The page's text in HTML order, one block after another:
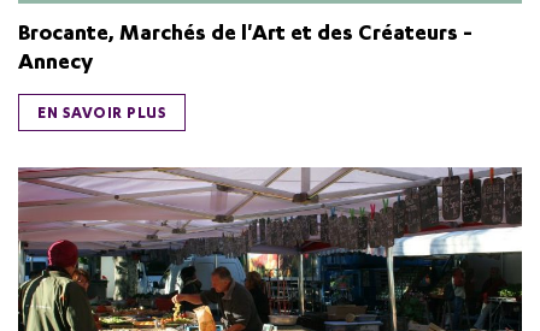
Brocante, Marchés de l'Art et des Créateurs -
Annecy
EN SAVOIR PLUS